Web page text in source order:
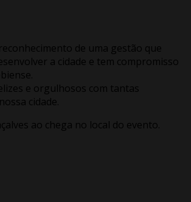
de uma gestão que
a cidade e tem compromisso
e orgulhosos com tantas
cidade.
ao chega no local do evento.